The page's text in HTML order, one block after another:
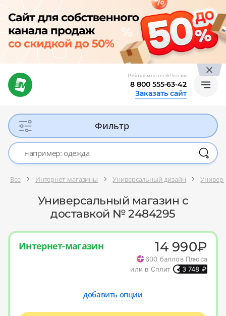
Работаем по всей России
8 800 555-63-42
Заказать сайт
Фильтр
Все Интернет-магазины Универсальный дизайн
Универсальный магазин с
доставкой № 2484295
Интернет-магазин 14 990₽
600 баллов Плюса
или в Сплит
3 748 ₽
добавить опции